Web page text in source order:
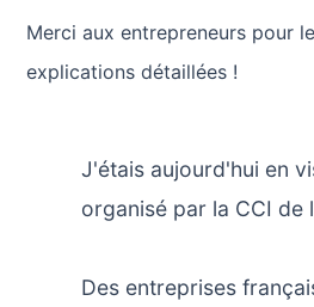
Merci aux entrepreneurs pour
explications détaillées !
J'étais aujourd'hui en
organisé par la CCI de
Des entreprises